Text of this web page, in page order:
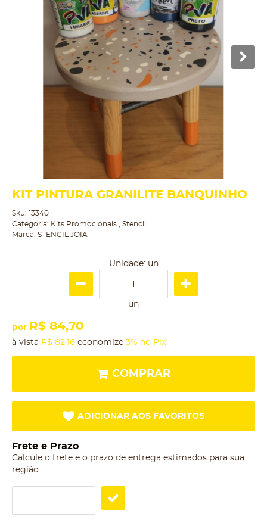
KIT PINTURA GRANILITE BANQUINHO
Sku: 13340
Categoria: Kits Promocionais
Stencil
Marca: STENCIL JOIA
Unidade: un
un
por R$ 84,70
à vista R$ 82,16 economize 3% no Pix
COMPRAR
ADICIONAR AOS FAVORITOS
Frete e Prazo
Calcule o frete e o prazo de entrega estimados para sua
região: